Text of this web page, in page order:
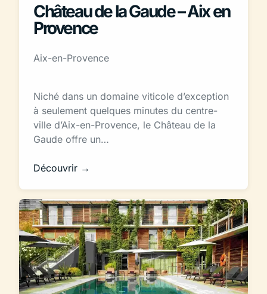
Château de la Gaude – Aix en
Provence
Aix-en-Provence
Niché dans un domaine viticole d’exception
à seulement quelques minutes du centre-
ville d’Aix-en-Provence, le Château de la
Gaude offre un…
Découvrir →